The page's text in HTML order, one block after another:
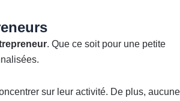
. Que ce soit pour une petite
sur leur activité. De plus, aucune